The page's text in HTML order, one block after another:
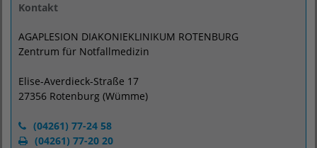
Kontakt
AGAPLESION DIAKONIEKLINIKUM ROTENBURG
Zentrum für Notfallmedizin
Elise-Averdieck-Straße 17
27356 Rotenburg (Wümme)
(04261) 77-24 58
(04261) 77-20 20